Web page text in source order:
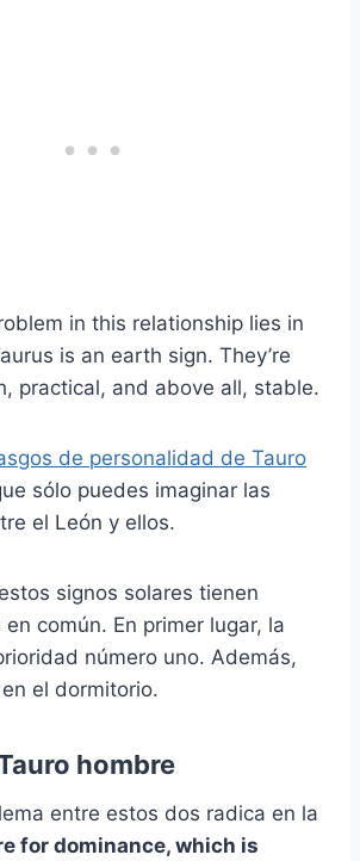
in this relationship lies in
is an earth sign. They’re
practical, and above all, stable.
de personalidad de Tauro
sólo puedes imaginar las
el León y ellos.
signos solares tienen
común. En primer lugar, la
número uno. Además,
el dormitorio.
hombre
entre estos dos radica en la
for dominance, which is